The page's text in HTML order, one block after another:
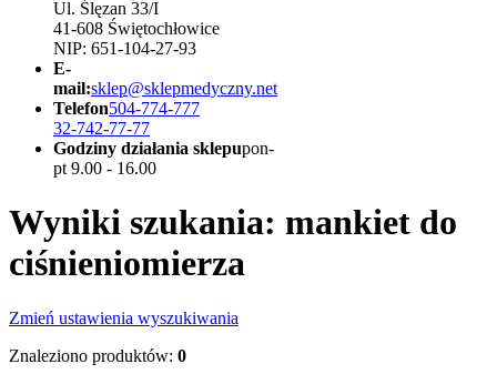
Ul. Ślęzan 33/I
41-608 Świętochłowice
NIP: 651-104-27-93
E-
mail:sklep@sklepmedyczny.net
Telefon504-774-777
32-742-77-77
Godziny działania sklepupon-
pt 9.00 - 16.00
Wyniki szukania: mankiet do
ciśnieniomierza
Zmień ustawienia wyszukiwania
Znaleziono produktów: 0